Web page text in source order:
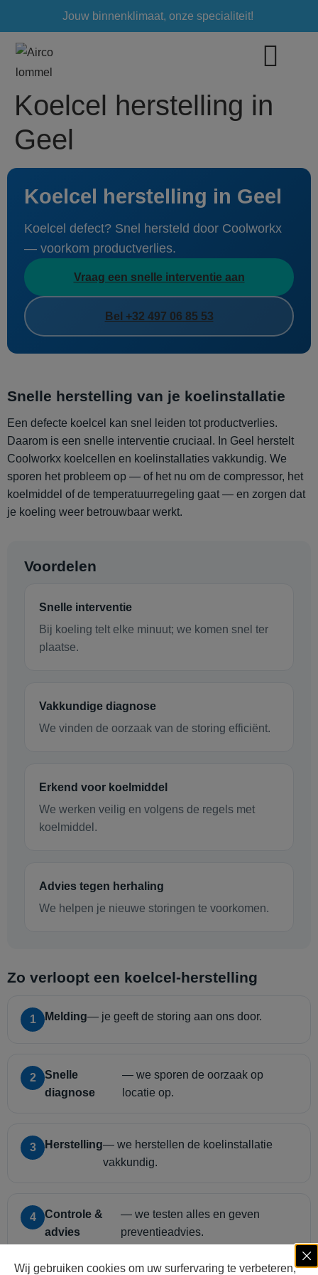
Jouw binnenklimaat, onze specialiteit!
Koelcel herstelling in
Geel
Koelcel herstelling in Geel
Koelcel defect? Snel hersteld door Coolworkx
— voorkom productverlies.
Vraag een snelle interventie aan
Bel +32 497 06 85 53
Snelle herstelling van je koelinstallatie
Een defecte koelcel kan snel leiden tot productverlies.
Daarom is een snelle interventie cruciaal. In Geel herstelt
Coolworkx koelcellen en koelinstallaties vakkundig. We
sporen het probleem op — of het nu om de compressor, het
koelmiddel of de temperatuurregeling gaat — en zorgen dat
je koeling weer betrouwbaar werkt.
Voordelen
Snelle interventie
Bij koeling telt elke minuut; we komen snel ter
plaatse.
Vakkundige diagnose
We vinden de oorzaak van de storing efficiënt.
Erkend voor koelmiddel
We werken veilig en volgens de regels met
koelmiddel.
Advies tegen herhaling
We helpen je nieuwe storingen te voorkomen.
Zo verloopt een koelcel-herstelling
1 Melding— je geeft de storing aan ons door.
2
Snelle
diagnose
— we sporen de oorzaak op
locatie op.
3 Herstelling— we herstellen de koelinstallatie
vakkundig.
4
Controle &
advies
— we testen alles en geven
preventieadvies.
Wij gebruiken cookies om uw surfervaring te verbeteren,